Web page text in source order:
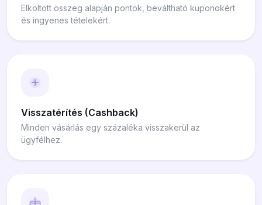
Elköltött összeg alapján pontok, beváltható kuponokért
és ingyenes tételekért.
Visszatérítés (Cashback)
Minden vásárlás egy százaléka visszakerül az
ügyfélhez.